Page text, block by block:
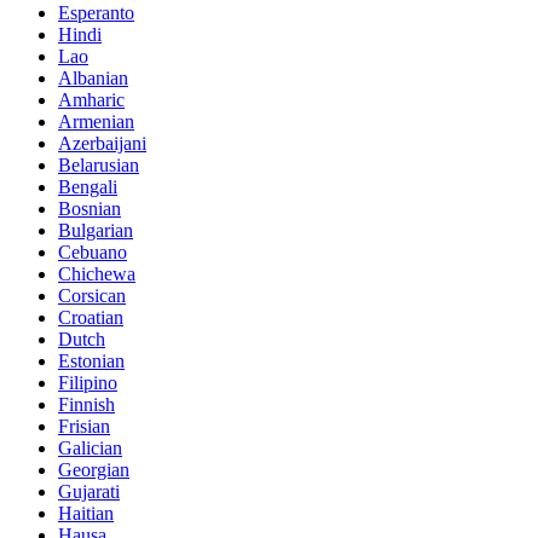
Esperanto
Hindi
Lao
Albanian
Amharic
Armenian
Azerbaijani
Belarusian
Bengali
Bosnian
Bulgarian
Cebuano
Chichewa
Corsican
Croatian
Dutch
Estonian
Filipino
Finnish
Frisian
Galician
Georgian
Gujarati
Haitian